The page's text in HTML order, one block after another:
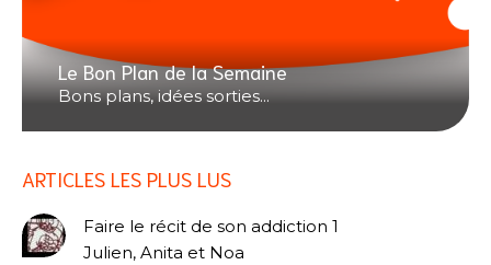
Le Bon Plan de la Semaine
Bons plans, idées sorties...
ARTICLES LES PLUS LUS
Faire le récit de son addiction 1
Julien, Anita et Noa